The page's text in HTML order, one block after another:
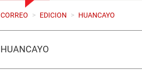
CORREO > EDICION > HUANCAYO
HUANCAYO